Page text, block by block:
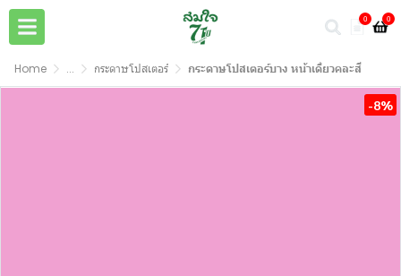
0 0
Home ... กระดาษโปสเตอร์ กระดาษโปสเตอร์บาง หน้าเดี่ยวคละสี
-8%